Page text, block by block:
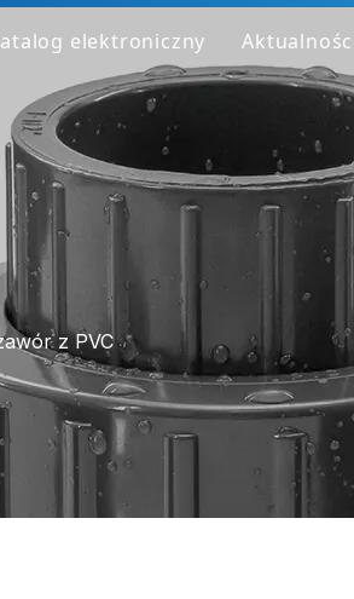
rura/złączka/zawór z PVC
zawór HT-PVC
PPH
elektroniczny
z PVC